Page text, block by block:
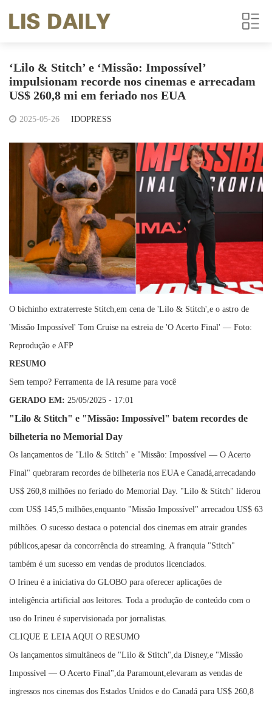
‘Lilo & Stitch’ e ‘Missão: Impossível’
impulsionam recorde nos cinemas e arrecadam
US$ 260,8 mi em feriado nos EUA
2025-05-26 IDOPRESS
O bichinho extraterreste Stitch,em cena de 'Lilo & Stitch',e o astro de
'Missão Impossível' Tom Cruise na estreia de 'O Acerto Final' — Foto:
Reprodução e AFP
RESUMO
Sem tempo? Ferramenta de IA resume para você
GERADO EM: 25/05/2025 - 17:01
"Lilo & Stitch" e "Missão: Impossível" batem recordes de
bilheteria no Memorial Day
Os lançamentos de "Lilo & Stitch" e "Missão: Impossível — O Acerto
Final" quebraram recordes de bilheteria nos EUA e Canadá,arrecadando
US$ 260,8 milhões no feriado do Memorial Day. "Lilo & Stitch" liderou
com US$ 145,5 milhões,enquanto "Missão Impossível" arrecadou US$ 63
milhões. O sucesso destaca o potencial dos cinemas em atrair grandes
públicos,apesar da concorrência do streaming. A franquia "Stitch"
também é um sucesso em vendas de produtos licenciados.
O Irineu é a iniciativa do GLOBO para oferecer aplicações de
inteligência artificial aos leitores. Toda a produção de conteúdo com o
uso do Irineu é supervisionada por jornalistas.
CLIQUE E LEIA AQUI O RESUMO
Os lançamentos simultâneos de "Lilo & Stitch",da Disney,e "Missão
Impossível — O Acerto Final",da Paramount,elevaram as vendas de
ingressos nos cinemas dos Estados Unidos e do Canadá para US$ 260,8